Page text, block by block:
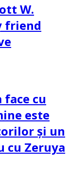
W.
friend
cu
este
și un
cu Zeruya